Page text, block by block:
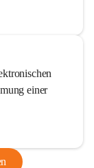
einer